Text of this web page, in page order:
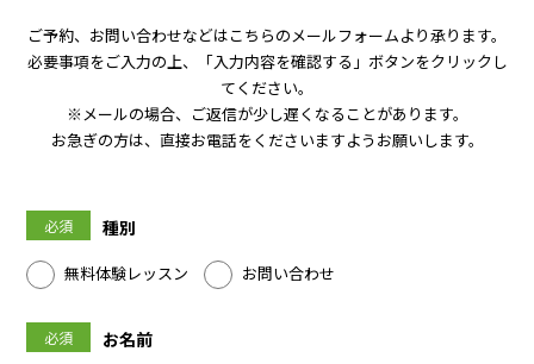
ご予約、お問い合わせなどはこちらのメールフォームより承ります。
必要事項をご入力の上、「入力内容を確認する」ボタンをクリックし
てください。
※メールの場合、ご返信が少し遅くなることがあります。
お急ぎの方は、直接お電話をくださいますようお願いします。
必須 種別
無料体験レッスン お問い合わせ
必須 お名前